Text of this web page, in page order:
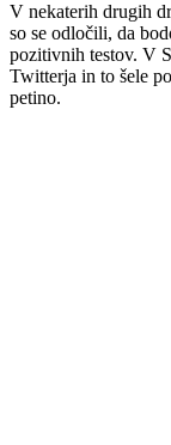
V nekaterih drugih
so se odločili, da
pozitivnih testov. V
Twitterja in to šele
petino.